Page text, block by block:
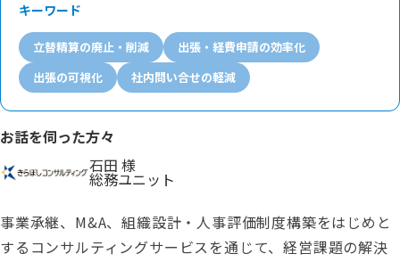
キーワード
立替精算の廃止・削減
出張・経費申請の効率化
出張の可視化
社内問い合せの軽減
お話を伺った方々
石田 様
総務ユニット
事業承継、M&A、組織設計・人事評価制度構築をはじめと
するコンサルティングサービスを通じて、経営課題の解決